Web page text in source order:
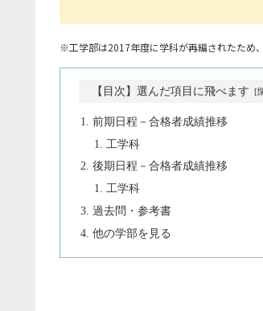
※工学部は2017年度に学科が再編されたため
【目次】選んだ項目に飛べます
前期日程－合格者成績推移
工学科
後期日程－合格者成績推移
工学科
過去問・参考書
他の学部を見る